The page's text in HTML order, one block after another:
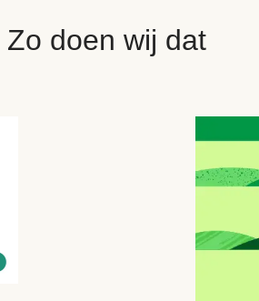
Zo doen wij dat